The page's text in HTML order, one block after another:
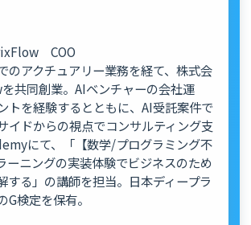
COO
のアクチュアリー業務を経て、株式会
共同創業。AIベンチャーの会社運
トを経験するとともに、AI受託案件で
イドからの視点でコンサルティング支
にて、「【数学/プログラミング不
ーニングの実装体験でビジネスのため
する」の講師を担当。日本ディープラ
G検定を保有。